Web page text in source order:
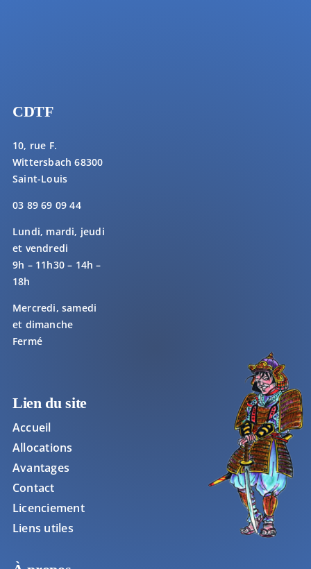
CDTF
10, rue F.
Wittersbach 68300
Saint-Louis
03 89 69 09 44
Lundi, mardi, jeudi
et vendredi
9h – 11h30 – 14h –
18h
Mercredi, samedi
et dimanche
Fermé
Lien du site
Accueil
Allocations
Avantages
Contact
Licenciement
Liens utiles